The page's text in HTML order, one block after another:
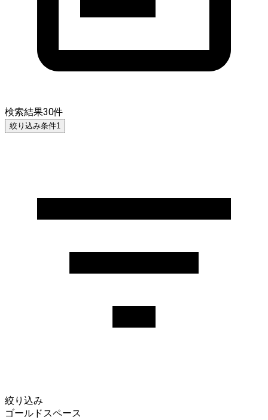
検索結果30件
絞り込み条件1
絞り込み
ゴールドスペース